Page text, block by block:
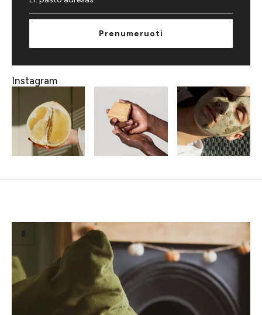
Prenumeruoti
Instagram